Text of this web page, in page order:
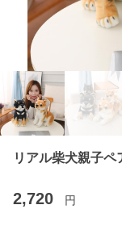
リアル柴犬親子ペ
2,720 円